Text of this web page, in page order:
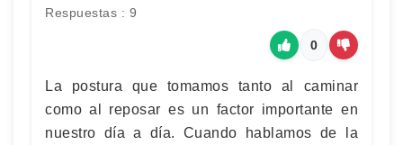
Respuestas : 9
0
La postura que tomamos tanto al caminar
como al reposar es un factor importante en
nuestro día a día. Cuando hablamos de la